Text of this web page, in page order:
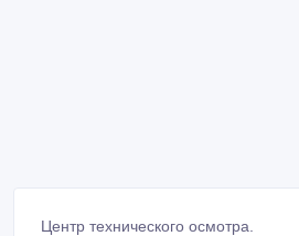
Центр технического осмотра.